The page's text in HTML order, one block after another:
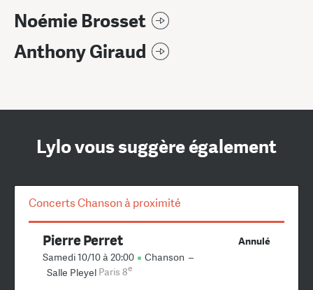
Noémie Brosset
Anthony Giraud
Lylo vous suggère également
Concerts Chanson à proximité
Annulé
Pierre Perret
Samedi 10/10 à 20:00 Chanson –
Salle Pleyel Paris 8e